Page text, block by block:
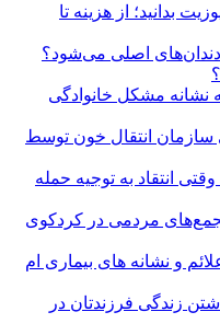
بدانید؛ از هزینه تا
دندان‌های اصلی می‌شود؟
نشانه مشکل خانوادگی
انتقال خون توسط
انتقاد به توجیه حمله
مردمی در کردکوی
و نشانه های بیماری ام
زندگی فرزندتان در